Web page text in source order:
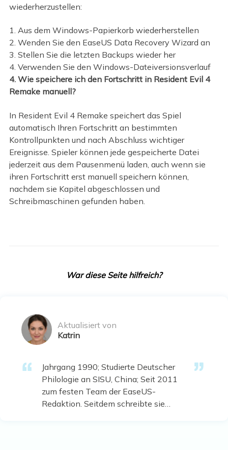
wiederherzustellen:
1. Aus dem Windows-Papierkorb wiederherstellen
2. Wenden Sie den EaseUS Data Recovery Wizard an
3. Stellen Sie die letzten Backups wieder her
4. Verwenden Sie den Windows-Dateiversionsverlauf
4. Wie speichere ich den Fortschritt in Resident Evil 4
Remake manuell?
In Resident Evil 4 Remake speichert das Spiel
automatisch Ihren Fortschritt an bestimmten
Kontrollpunkten und nach Abschluss wichtiger
Ereignisse. Spieler können jede gespeicherte Datei
jederzeit aus dem Pausenmenü laden, auch wenn sie
ihren Fortschritt erst manuell speichern können,
nachdem sie Kapitel abgeschlossen und
Schreibmaschinen gefunden haben.
War diese Seite hilfreich?
Aktualisiert von
Katrin
Jahrgang 1990; Studierte Deutscher
Philologie an SISU, China; Seit 2011
zum festen Team der EaseUS-
Redaktion. Seitdem schreibte sie